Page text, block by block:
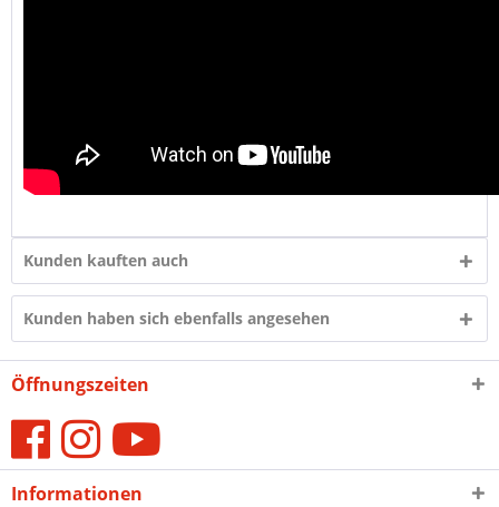
Kunden kauften auch
Kunden haben sich ebenfalls angesehen
Öffnungszeiten
Informationen